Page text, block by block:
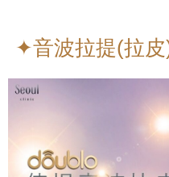
✦音波拉提(拉